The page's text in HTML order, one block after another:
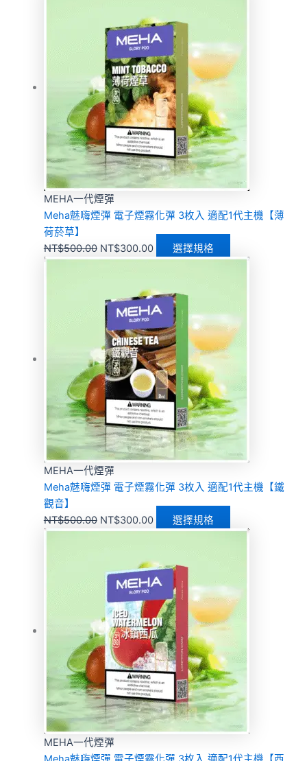
MEHA一代煙彈
Meha魅嗨煙彈 電子煙霧化彈 3枚入 適配1代主機【薄
荷菸草】
NT$500.00 NT$300.00 選擇規格
MEHA一代煙彈
Meha魅嗨煙彈 電子煙霧化彈 3枚入 適配1代主機【鐵
觀音】
NT$500.00 NT$300.00 選擇規格
MEHA一代煙彈